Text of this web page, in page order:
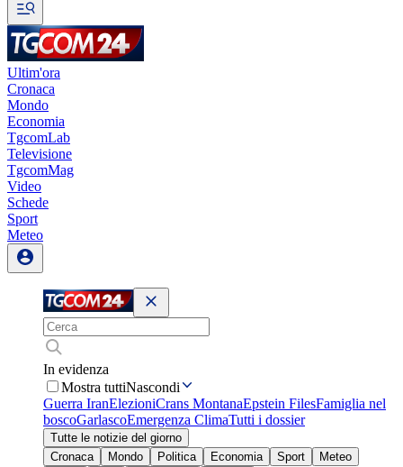
Ultim'ora
Cronaca
Mondo
Economia
TgcomLab
Televisione
TgcomMag
Video
Schede
Sport
Meteo
In evidenza
Mostra tuttiNascondi
Guerra IranElezioniCrans MontanaEpstein FilesFamiglia nel
boscoGarlascoEmergenza ClimaTutti i dossier
Tutte le notizie del giorno
Cronaca
Mondo Politica Economia Sport
Meteo